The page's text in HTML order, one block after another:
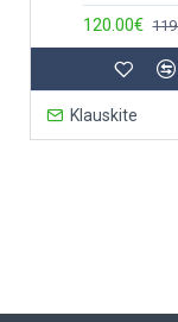
120.00€
Klauskite